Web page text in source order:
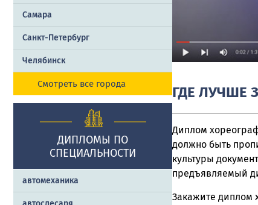
Самара
Санкт-Петербург
Челябинск
Смотреть все города
ДИПЛОМЫ ПО
СПЕЦИАЛЬНОСТИ
автомеханика
ГДЕ ЛУЧШЕ
Диплом
должно быть
культуры
предъявляемый
Закажите диплом